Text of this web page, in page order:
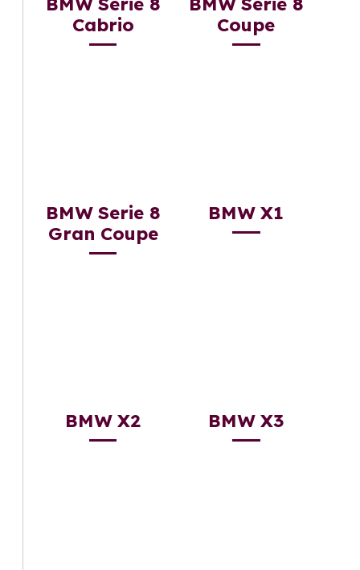
Cabrio
Coupe
BMW Serie 8
Gran Coupe
BMW X1
BMW X2 BMW X3